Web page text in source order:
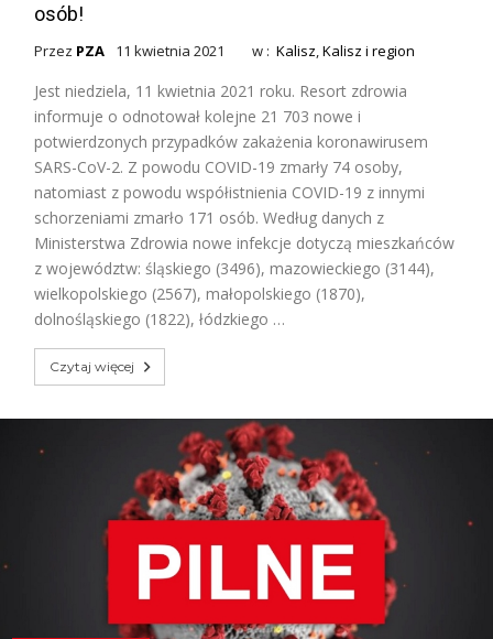
osób!
Przez PZA 11 kwietnia 2021 w :Kalisz ,Kalisz i region
Jest niedziela, 11 kwietnia 2021 roku. Resort zdrowia
informuje o odnotował kolejne 21 703 nowe i
potwierdzonych przypadków zakażenia koronawirusem
SARS-CoV-2. Z powodu COVID-19 zmarły 74 osoby,
natomiast z powodu współistnienia COVID-19 z innymi
schorzeniami zmarło 171 osób. Według danych z
Ministerstwa Zdrowia nowe infekcje dotyczą mieszkańców
z województw: śląskiego (3496), mazowieckiego (3144),
wielkopolskiego (2567), małopolskiego (1870),
dolnośląskiego (1822), łódzkiego …
Czytaj więcej